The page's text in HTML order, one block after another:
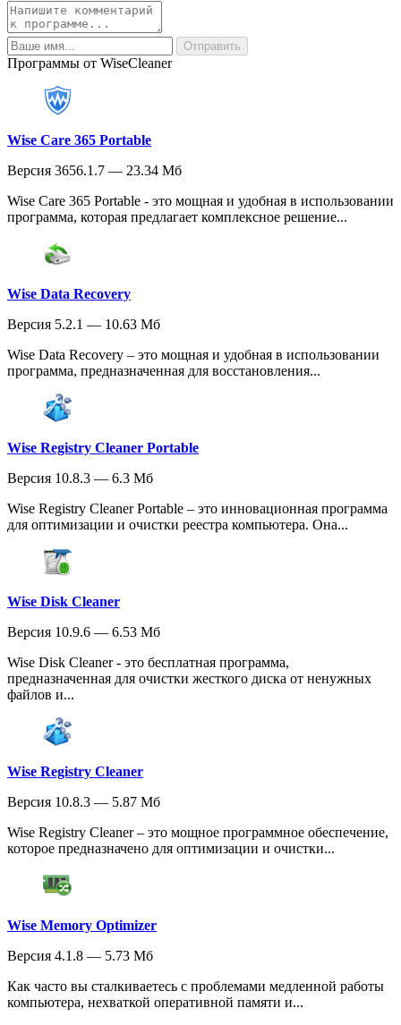
Программы от WiseCleaner
Wise Care 365 Portable
Версия 3656.1.7 — 23.34 Мб
Wise Care 365 Portable - это мощная и удобная в использовании
программа, которая предлагает комплексное решение...
Wise Data Recovery
Версия 5.2.1 — 10.63 Мб
Wise Data Recovery – это мощная и удобная в использовании
программа, предназначенная для восстановления...
Wise Registry Cleaner Portable
Версия 10.8.3 — 6.3 Мб
Wise Registry Cleaner Portable – это инновационная программа
для оптимизации и очистки реестра компьютера. Она...
Wise Disk Cleaner
Версия 10.9.6 — 6.53 Мб
Wise Disk Cleaner - это бесплатная программа,
предназначенная для очистки жесткого диска от ненужных
файлов и...
Wise Registry Cleaner
Версия 10.8.3 — 5.87 Мб
Wise Registry Cleaner – это мощное программное обеспечение,
которое предназначено для оптимизации и очистки...
Wise Memory Optimizer
Версия 4.1.8 — 5.73 Мб
Как часто вы сталкиваетесь с проблемами медленной работы
компьютера, нехваткой оперативной памяти и...